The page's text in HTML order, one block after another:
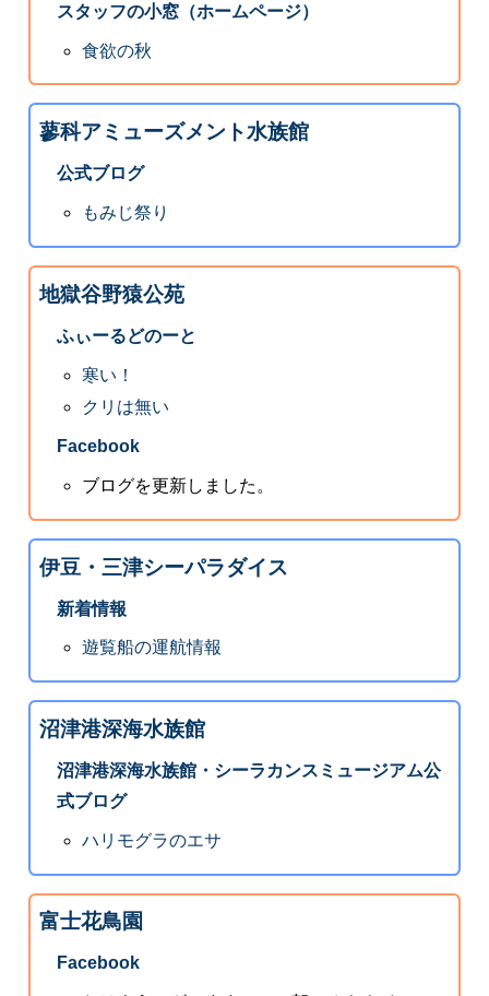
スタッフの小窓（ホームページ）
食欲の秋
蓼科アミューズメント水族館
公式ブログ
もみじ祭り
地獄谷野猿公苑
ふぃーるどのーと
寒い！
クリは無い
Facebook
ブログを更新しました。
伊豆・三津シーパラダイス
新着情報
遊覧船の運航情報
沼津港深海水族館
沼津港深海水族館・シーラカンスミュージアム公
式ブログ
ハリモグラのエサ
富士花鳥園
Facebook